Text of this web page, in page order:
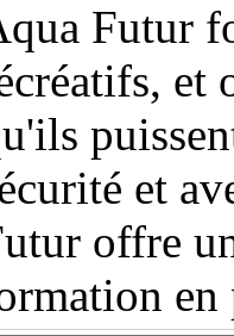
Futur
et
et
offre
en